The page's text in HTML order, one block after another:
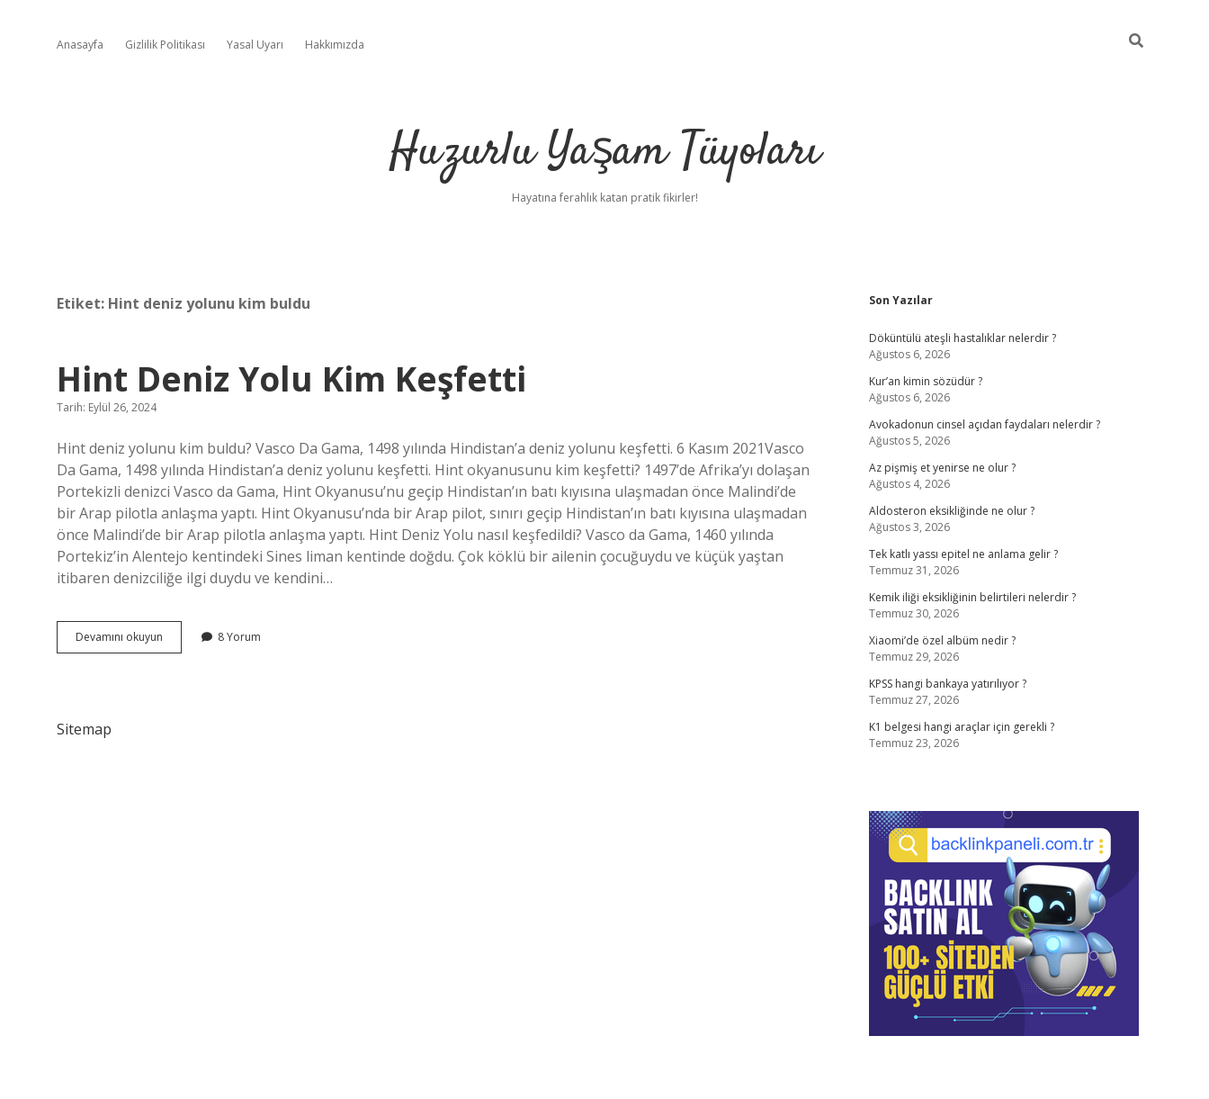
Anasayfa Gizlilik Politikası Yasal Uyarı Hakkımızda
Huzurlu Yaşam Tüyoları
Hayatına ferahlık katan pratik fikirler!
Etiket: Hint deniz yolunu kim buldu
Hint Deniz Yolu Kim Keşfetti
Tarih: Eylül 26, 2024
Hint deniz yolunu kim buldu? Vasco Da Gama, 1498 yılında Hindistan’a deniz yolunu keşfetti. 6 Kasım 2021Vasco
Da Gama, 1498 yılında Hindistan’a deniz yolunu keşfetti. Hint okyanusunu kim keşfetti? 1497’de Afrika’yı dolaşan
Portekizli denizci Vasco da Gama, Hint Okyanusu’nu geçip Hindistan’ın batı kıyısına ulaşmadan önce Malindi’de
bir Arap pilotla anlaşma yaptı. Hint Okyanusu’nda bir Arap pilot, sınırı geçip Hindistan’ın batı kıyısına ulaşmadan
önce Malindi’de bir Arap pilotla anlaşma yaptı. Hint Deniz Yolu nasıl keşfedildi? Vasco da Gama, 1460 yılında
Portekiz’in Alentejo kentindeki Sines liman kentinde doğdu. Çok köklü bir ailenin çocuğuydu ve küçük yaştan
itibaren denizciliğe ilgi duydu ve kendini…
Devamını okuyun
Deniz
8 Yorum
Sitemap
Sidebar
Son Yazılar
Döküntülü ateşli hastalıklar nelerdir ?
Ağustos 6, 2026
Kur’an kimin sözüdür ?
Ağustos 6, 2026
Avokadonun cinsel açıdan faydaları nelerdir ?
Ağustos 5, 2026
Az pişmiş et yenirse ne olur ?
Ağustos 4, 2026
Aldosteron eksikliğinde ne olur ?
Ağustos 3, 2026
Tek katlı yassı epitel ne anlama gelir ?
Temmuz 31, 2026
Kemik iliği eksikliğinin belirtileri nelerdir ?
Temmuz 30, 2026
Xiaomi’de özel albüm nedir ?
Temmuz 29, 2026
KPSS hangi bankaya yatırılıyor ?
Temmuz 27, 2026
K1 belgesi hangi araçlar için gerekli ?
Temmuz 23, 2026